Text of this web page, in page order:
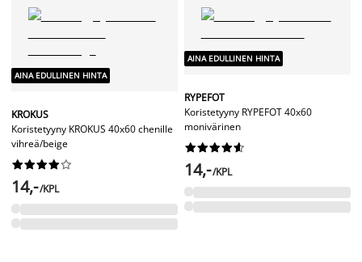
AINA EDULLINEN HINTA
KROKUS
Koristetyyny KROKUS 40x60 chenille
vihreä/beige






14,-/KPL
AINA EDULLINEN HINTA
RYPEFOT
Koristetyyny RYPEFOT 40x60
monivärinen






14,-/KPL